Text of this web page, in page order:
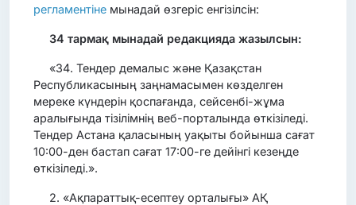
регламентіне мынадай өзгеріс енгізілсін:
34 тармақ мынадай редакцияда жазылсын:
«34. Тендер демалыс және Қазақстан
Республикасының заңнамасымен көзделген
мереке күндерін қоспағанда, сейсенбі-жұма
аралығында тізілімнің веб-порталында өткізіледі.
Тендер Астана қаласының уақыты бойынша сағат
10:00-ден бастап сағат 17:00-ге дейінгі кезеңде
өткізіледі.».
2. «Ақпараттық-есептеу орталығы» АҚ